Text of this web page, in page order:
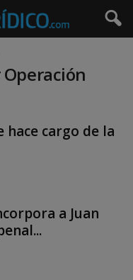
hace cargo de la
a Juan